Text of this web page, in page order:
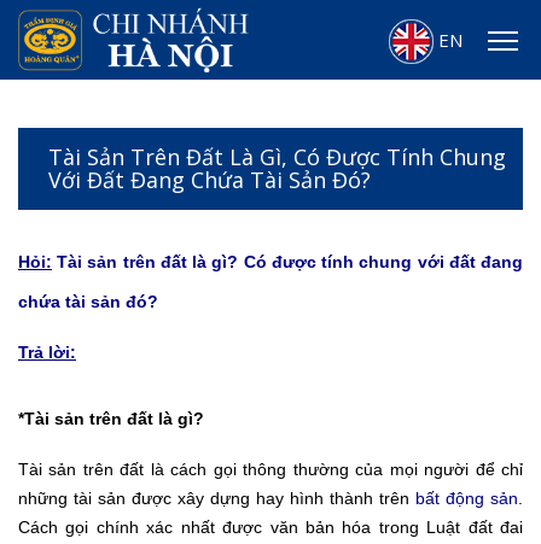
EN
Tài Sản Trên Đất Là Gì, Có Được Tính Chung
Với Đất Đang Chứa Tài Sản Đó?
Hỏi: Tài sản trên đất là gì? Có được tính chung với đất đang
chứa tài sản đó?
Trả lời:
*Tài sản trên đất là gì?
Tài sản trên đất là cách gọi thông thường của mọi người để chỉ
những tài sản được xây dựng hay hình thành trên bất động sản
Cách gọi chính xác nhất được văn bản hóa trong Luật đất đai